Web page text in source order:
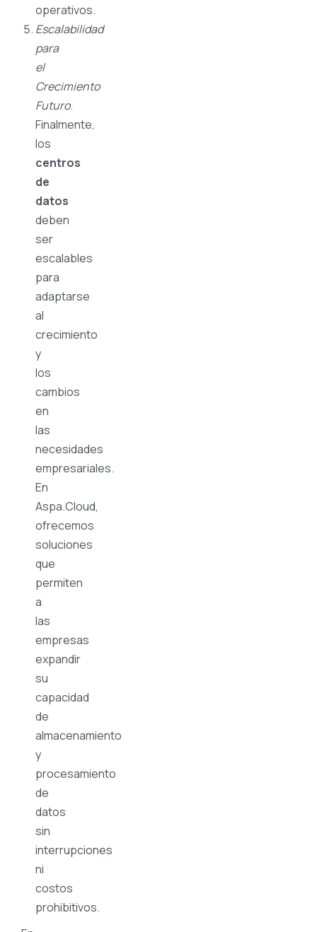
operativos.
Escalabilidad
para
el
Crecimiento
Futuro.
Finalmente,
los
centros
de
datos
deben
ser
escalables
para
adaptarse
al
crecimiento
y
los
cambios
en
las
necesidades
empresariales.
En
Aspa.Cloud,
ofrecemos
soluciones
que
permiten
a
las
empresas
expandir
su
capacidad
de
almacenamiento
y
procesamiento
de
datos
sin
interrupciones
ni
costos
prohibitivos.